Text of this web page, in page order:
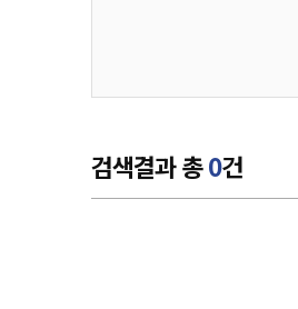
검색결과 총0건